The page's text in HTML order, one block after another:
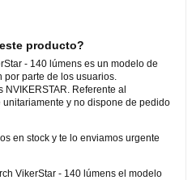
producto?
- 140 lúmens es un modelo de
parte de los usuarios.
Referente al
y no dispone de pedido
en stock y te lo enviamos urgente
VikerStar - 140 lúmens el modelo